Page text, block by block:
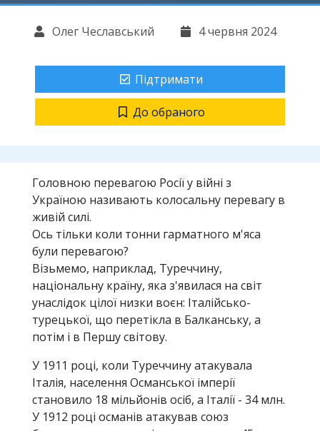
Олег Чеславський 4 червня 2024
Підтримати
До обраного
Головною перевагою Росії у війні з
Україною називають колосальну перевагу в
живій силі.
Ось тільки коли тонни гарматного м'яса
були перевагою?
Візьмемо, наприклад, Туреччину,
національну країну, яка з'явилася на світ
унаслідок цілої низки воєн: Італійсько-
турецької, що перетікла в Балканську, а
потім і в Першу світову.
У 1911 році, коли Туреччину атакувала
Італія, населення Османської імперії
становило 18 мільйонів осіб, а Італії - 34 млн.
У 1912 році османів атакував союз